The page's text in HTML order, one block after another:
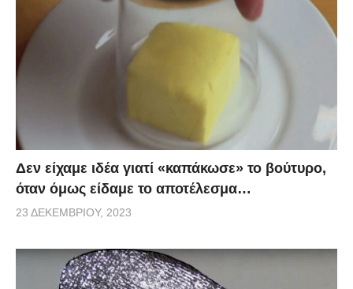
Δεν είχαμε ιδέα γιατί «καπάκωσε» το βούτυρο,
όταν όμως είδαμε το αποτέλεσμα…
23 ΔΕΚΕΜΒΡΊΟΥ, 2023